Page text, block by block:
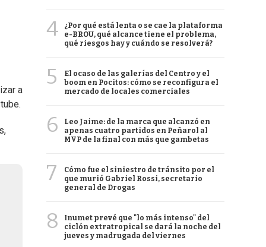
a
4
¿Por qué está lenta o se cae la plataforma
e-BROU, qué alcance tiene el problema,
qué riesgos hay y cuándo se resolverá?
5
El ocaso de las galerías del Centro y el
boom en Pocitos: cómo se reconfigura el
mercado de locales comerciales
6
Leo Jaime: de la marca que alcanzó en
apenas cuatro partidos en Peñarol al
MVP de la final con más que gambetas
7
Cómo fue el siniestro de tránsito por el
que murió Gabriel Rossi, secretario
general de Drogas
8
Inumet prevé que "lo más intenso" del
ciclón extratropical se dará la noche del
jueves y madrugada del viernes